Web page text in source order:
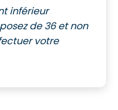
inférieur
de 36 et non
votre